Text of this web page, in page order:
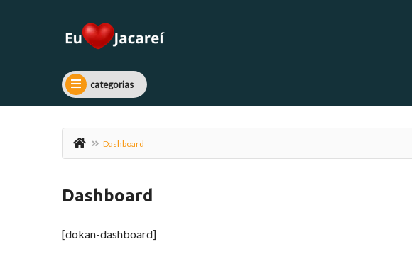
categorias
Dashboard
Dashboard
[dokan-dashboard]